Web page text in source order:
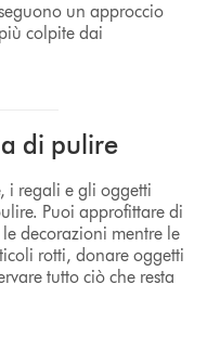
un approccio
colpite dai
di pulire
i regali e gli oggetti
Puoi approfittare di
decorazioni mentre le
rotti, donare oggetti
tutto ciò che resta